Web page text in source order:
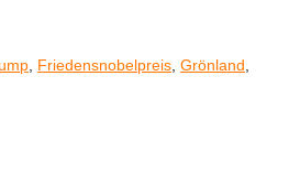
Friedensnobelpreis Grönland